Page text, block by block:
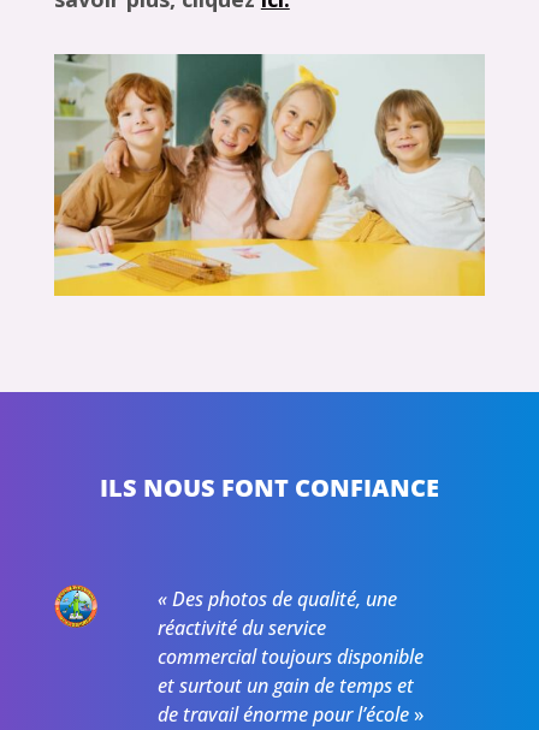
ILS NOUS FONT CONFIANCE
«Des photos de qualité, une
réactivité du service
commercial toujours disponible
et surtout un gain de temps et
de travail énorme pour l’école»